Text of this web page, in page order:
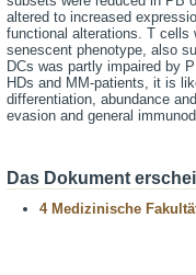
altered to increased
functional alterations. T cells
senescent phenotype, also
DCs was partly impaired by
HDs and MM-patients, it is
differentiation, abundance
evasion and general
Das Dokument
4 Medizinische